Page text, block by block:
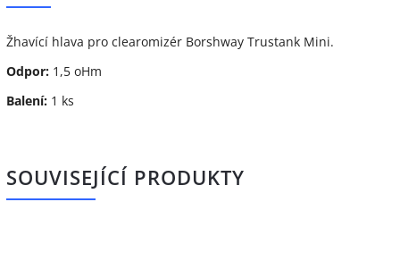
Žhavící hlava pro clearomizér Borshway Trustank Mini.
Odpor: 1,5 oHm
Balení: 1 ks
SOUVISEJÍCÍ PRODUKTY